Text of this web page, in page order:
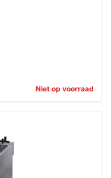
Niet op voorraad